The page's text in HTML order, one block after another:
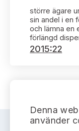
Arbetssätt och
Stadgar
Huvudmän
Uttalanden
Samtliga
Avgifter
Nyheter och
Prenumerera
KONTAKT
större ägare
sin andel i en
och lämna en
förlängd
2015:22
Denna
använder